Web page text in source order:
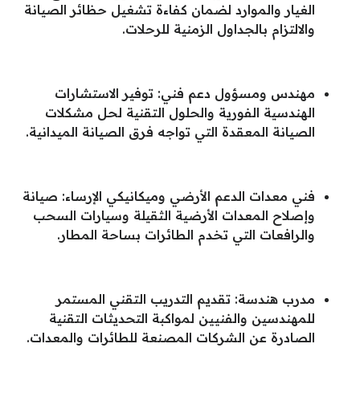
الغيار والموارد لضمان كفاءة تشغيل حظائر الصيانة
والالتزام بالجداول الزمنية للرحلات.
مهندس ومسؤول دعم فني: توفير الاستشارات
الهندسية الفورية والحلول التقنية لحل مشكلات
الصيانة المعقدة التي تواجه فرق الصيانة الميدانية.
فني معدات الدعم الأرضي وميكانيكي الإرساء: صيانة
وإصلاح المعدات الأرضية الثقيلة وسيارات السحب
والرافعات التي تخدم الطائرات بساحة المطار.
مدرب هندسة: تقديم التدريب التقني المستمر
للمهندسين والفنيين لمواكبة التحديثات التقنية
الصادرة عن الشركات المصنعة للطائرات والمعدات.